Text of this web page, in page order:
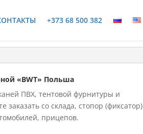
+373 68 500 382
«BWT» Польша
ПВХ, тентовой фурнитуры и
заказать со склада, стопор (фиксатор)
прицепов.